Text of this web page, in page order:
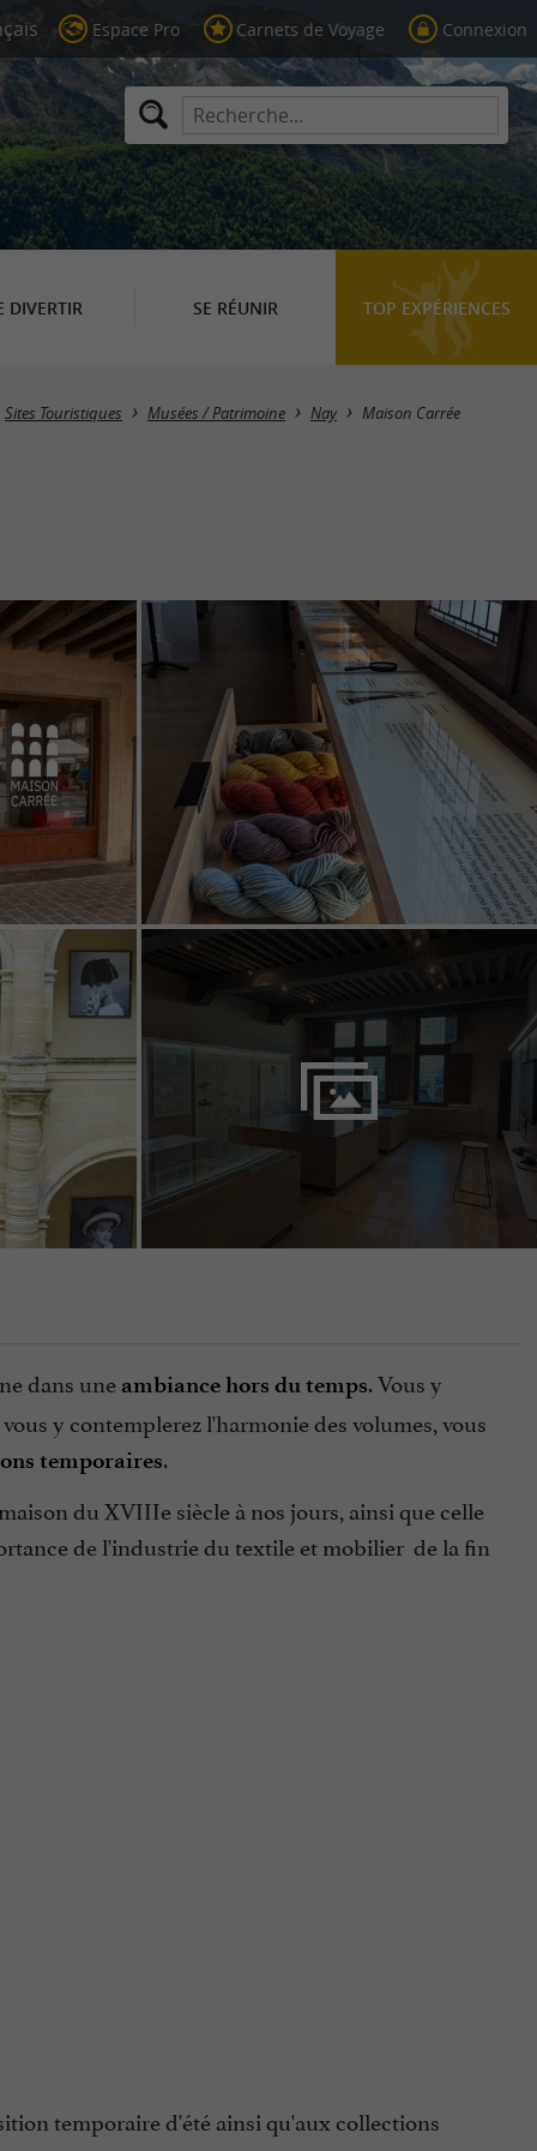
Espace Pro Carnets de Voyage Connexion
DIVERTIR SE RÉUNIR TOP EXPÉRIENCES
Sites Touristiques Musées / Patrimoine Nay Maison Carrée
dans une ambiance hors du temps. Vous y
y contemplerez l'harmonie des volumes, vous
temporaires.
du XVIIIe siècle à nos jours, ainsi que celle
de l'industrie du textile et mobilier de la fin
temporaire d'été ainsi qu'aux collections